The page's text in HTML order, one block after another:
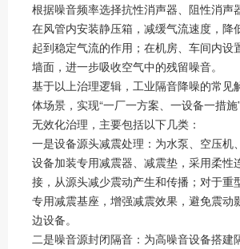
根据噪音频率选择抗性消声器、阻性消声
在风管内安装静压箱，减缓气流速度，降
起到稳定气流的作用；在机房、车间内设
墙面，进一步吸收空气中的残留噪音。
基于以上治理逻辑，工业隔音降噪的常见
体场景，实现“一厂一方案、一设备一措施
无效化治理，主要包括以下几类：
一是设备源头减震处理：为水泵、空压机
设备加装专用减震器、减震垫，采用柔性
接，从源头减少震动产生和传播；对于重
专用减震基座，增强减震效果，避免震动
边设备。
二是噪音源封闭隔音：为高噪音设备搭建